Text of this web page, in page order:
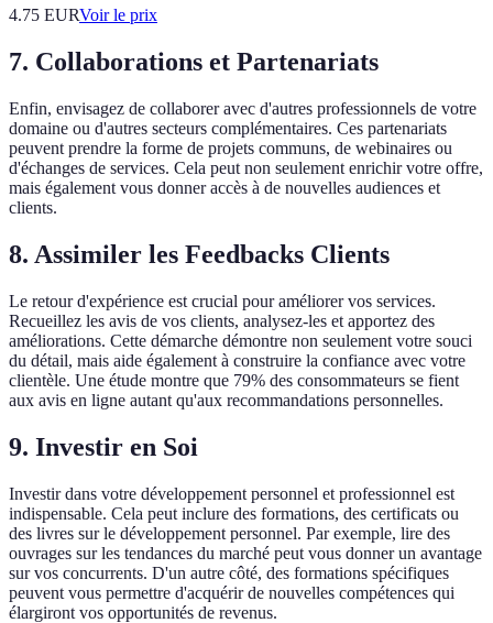
4.75 EURVoir le prix
7. Collaborations et Partenariats
Enfin, envisagez de collaborer avec d'autres professionnels de votre
domaine ou d'autres secteurs complémentaires. Ces partenariats
peuvent prendre la forme de projets communs, de webinaires ou
d'échanges de services. Cela peut non seulement enrichir votre offre,
mais également vous donner accès à de nouvelles audiences et
clients.
8. Assimiler les Feedbacks Clients
Le retour d'expérience est crucial pour améliorer vos services.
Recueillez les avis de vos clients, analysez-les et apportez des
améliorations. Cette démarche démontre non seulement votre souci
du détail, mais aide également à construire la confiance avec votre
clientèle. Une étude montre que 79% des consommateurs se fient
aux avis en ligne autant qu'aux recommandations personnelles.
9. Investir en Soi
Investir dans votre développement personnel et professionnel est
indispensable. Cela peut inclure des formations, des certificats ou
des livres sur le développement personnel. Par exemple, lire des
ouvrages sur les tendances du marché peut vous donner un avantage
sur vos concurrents. D'un autre côté, des formations spécifiques
peuvent vous permettre d'acquérir de nouvelles compétences qui
élargiront vos opportunités de revenus.